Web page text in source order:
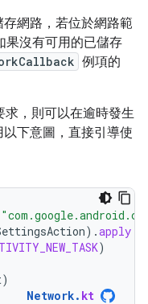
網路，若位於網路範
果沒有可用的已儲存
例項的
求，則可以在逾時發生
下意圖，直接引導使
).apply
)
)
Network. kt